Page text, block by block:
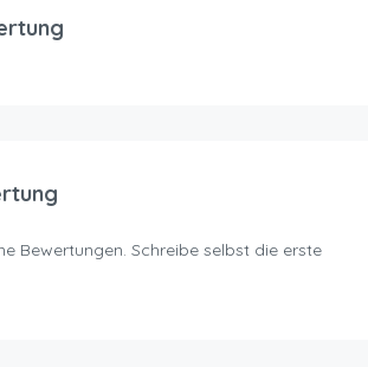
Bewertungen. Schreibe selbst die erste